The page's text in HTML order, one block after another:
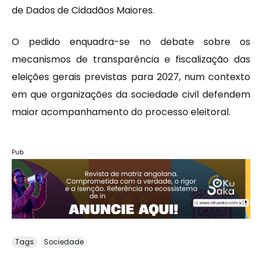
de Dados de Cidadãos Maiores.
O pedido enquadra-se no debate sobre os
mecanismos de transparência e fiscalização das
eleições gerais previstas para 2027, num contexto
em que organizações da sociedade civil defendem
maior acompanhamento do processo eleitoral.
Pub
Tags Sociedade